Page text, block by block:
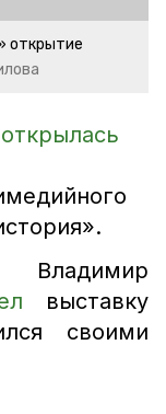
открытие
открылась
выставку
своими